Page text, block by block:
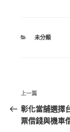
分
未分類
文
章
導
上
一
篇
上一篇
彰化當舖選擇
票借錢與機車